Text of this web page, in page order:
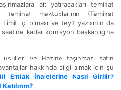
ait yatıracakları teminat
teminat mektuplarının (Teminat
içi olması ve teyit yazısının da
kadar komisyon başkanlığına
usulleri ve Hazine taşınmazı satın
hakkında bilgi almak için şu
Emlak İhalelerine Nasıl Girilir?